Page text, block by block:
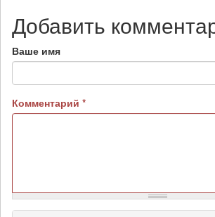
Добавить
Ваше имя
Комментарий *